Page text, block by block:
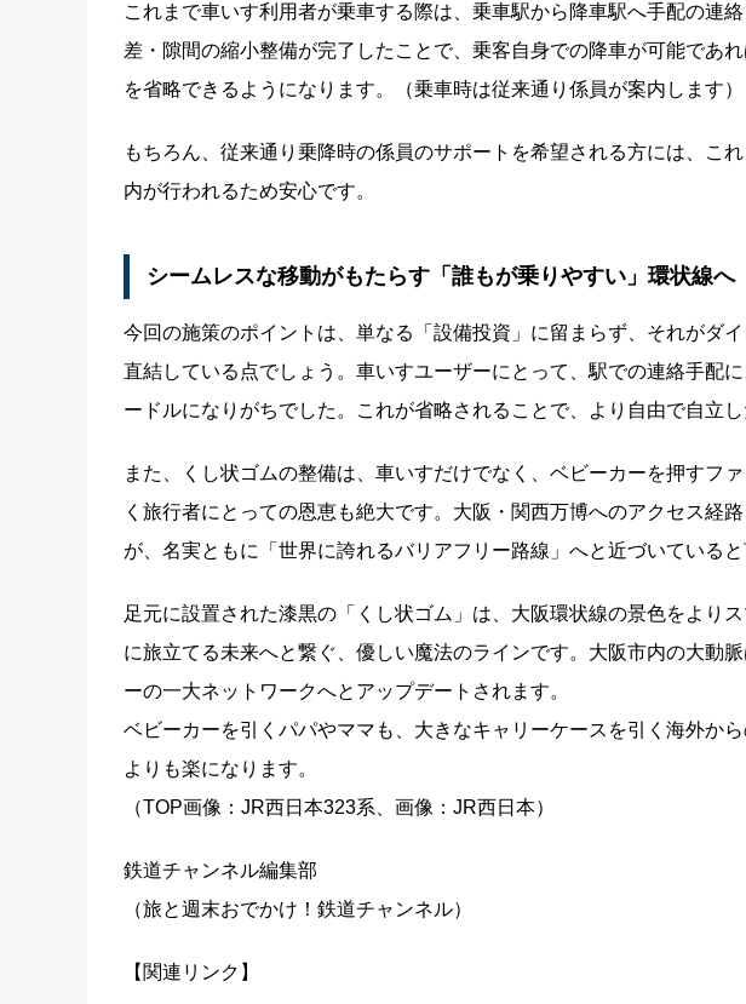
これまで車いす利用者が乗車する際は、乗車駅から降車駅へ手配の連
差・隙間の縮小整備が完了したことで、乗客自身での降車が可能であ
を省略できるようになります。（乗車時は従来通り係員が案内します）
もちろん、従来通り乗降時の係員のサポートを希望される方には、こ
内が行われるため安心です。
シームレスな移動がもたらす「誰もが乗りやすい」環状線へ
今回の施策のポイントは、単なる「設備投資」に留まらず、それがダ
直結している点でしょう。車いすユーザーにとって、駅での連絡手配
ードルになりがちでした。これが省略されることで、より自由で自立
また、くし状ゴムの整備は、車いすだけでなく、ベビーカーを押すフ
く旅行者にとっての恩恵も絶大です。大阪・関西万博へのアクセス経
が、名実ともに「世界に誇れるバリアフリー路線」へと近づいていると
足元に設置された漆黒の「くし状ゴム」 は、大阪環状線の景色をより
に旅立てる未来へと繋ぐ、優しい魔法のラインです。 大阪市内の大動
ーの一大ネットワークへとアップデートされます。
ベビーカーを引くパパやママも、大きなキャリーケースを引く海外から
よりも楽になります。
（TOP画像：JR西日本323系、画像：JR西日本）
鉄道チャンネル編集部
（旅と週末おでかけ！鉄道チャンネル）
【関連リンク】